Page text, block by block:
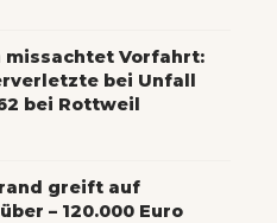
missachtet Vorfahrt:
bei Unfall
bei Rottweil
greift auf
– 120.000 Euro